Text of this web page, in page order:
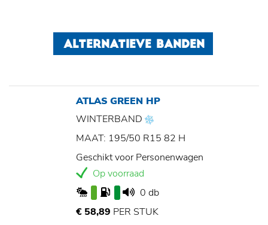
ALTERNATIEVE BANDEN
ATLAS GREEN HP
WINTERBAND
MAAT: 195/50 R15 82 H
Geschikt voor Personenwagen
Op voorraad
0 db
€ 58,89 PER STUK